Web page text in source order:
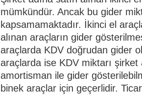
mümkündür. Ancak bu gider
kapsamamaktadır. İkinci el
alınan araçların gider
araçlarda KDV doğrudan gider
araçlarda ise KDV miktarı
amortisman ile gider
binek araçlar için geçerlidir.